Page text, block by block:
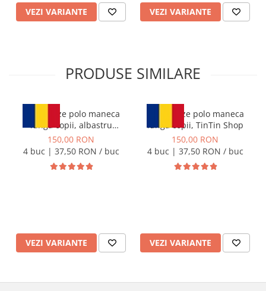
VEZI VARIANTE VEZI VARIANTE
PRODUSE SIMILARE
Set 4 bluze polo maneca
lunga copii, albastru
deschis, TinTin Shop
150,00 RON
4 buc | 37,50 RON / buc
VEZI VARIANTE
Set 4 Bluze polo maneca
lunga copii, TinTin Shop
150,00 RON
4 buc | 37,50 RON / buc
VEZI VARIANTE